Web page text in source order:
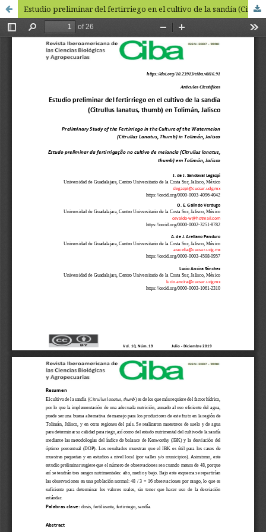
Estudio preliminar del fertirriego en el cultivo de la sandía (Citrullus lanatus, thumb) en Tolimán, Jalisco